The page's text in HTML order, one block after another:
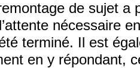
de sujet a
nécessaire
terminé. Il est
en y répondant,